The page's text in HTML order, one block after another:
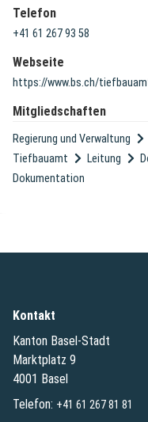
Telefon
+41 61 267 93 58
Webseite
https://www.bs.ch/
Mitgliedschaften
Regierung und Verwaltung
Tiefbauamt
Leitung
Dokumentation
Kontakt
Kanton Basel-Stadt
Marktplatz 9
4001 Basel
Telefon: +41 61 267 81 81